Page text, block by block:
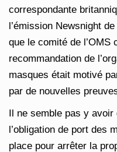
correspondante
l’émission Newsnight
que le comité de l’OMS
recommandation de
masques était motivé
par de nouvelles
Il ne semble pas y
l’obligation de port des
place pour arrêter la